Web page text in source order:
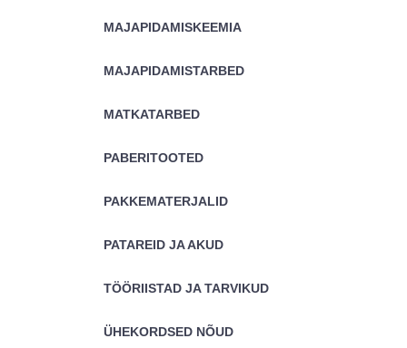
MAJAPIDAMISKEEMIA
MAJAPIDAMISTARBED
MATKATARBED
PABERITOOTED
PAKKEMATERJALID
PATAREID JA AKUD
TÖÖRIISTAD JA TARVIKUD
ÜHEKORDSED NÕUD